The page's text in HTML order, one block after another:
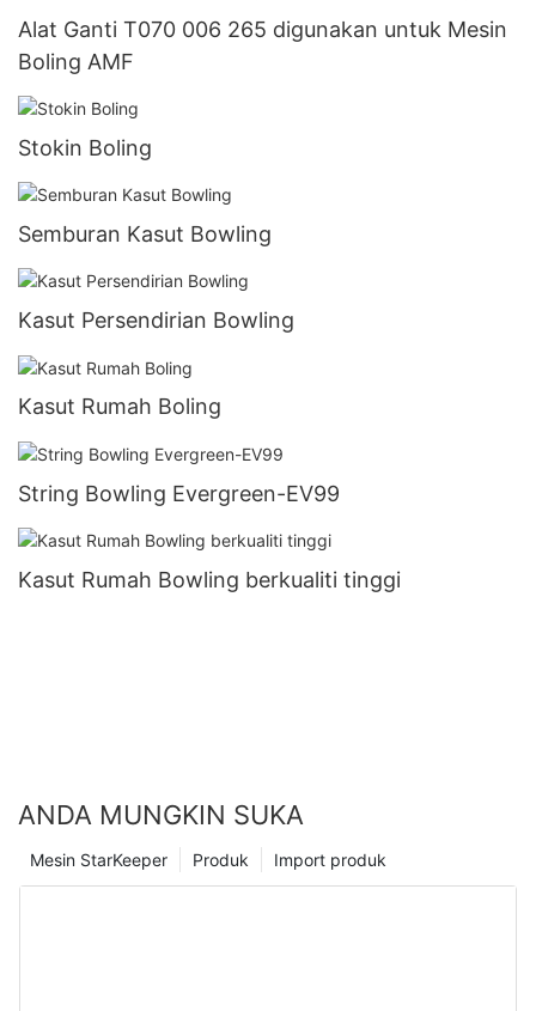
Alat Ganti T070 006 265 digunakan untuk Mesin
Boling AMF
Stokin Boling
Semburan Kasut Bowling
Kasut Persendirian Bowling
Kasut Rumah Boling
String Bowling Evergreen-EV99
Kasut Rumah Bowling berkualiti tinggi
ANDA MUNGKIN SUKA
Import produk
Produk
Mesin StarKeeper